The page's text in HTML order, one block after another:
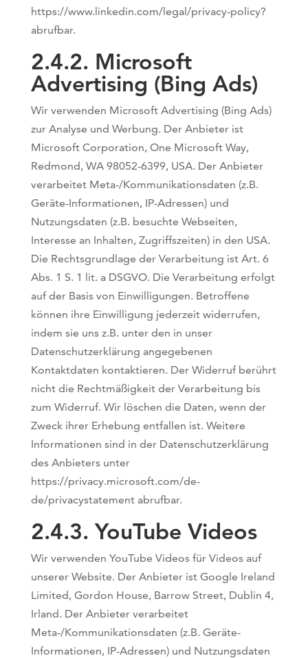
https://www.linkedin.com/legal/privacy-policy?
abrufbar.
2.4.2. ​Microsoft
Advertising (Bing Ads)
Wir verwenden Microsoft Advertising (Bing Ads)
zur Analyse und Werbung. Der Anbieter ist
Microsoft Corporation, One Microsoft Way,
Redmond, WA 98052-6399, USA. Der Anbieter
verarbeitet Meta-/Kommunikationsdaten (z.B.
Geräte-Informationen, IP-Adressen) und
Nutzungsdaten (z.B. besuchte Webseiten,
Interesse an Inhalten, Zugriffszeiten) in den USA.
Die Rechtsgrundlage der Verarbeitung ist Art. 6
Abs. 1 S. 1 lit. a DSGVO. Die Verarbeitung erfolgt
auf der Basis von Einwilligungen. Betroffene
können ihre Einwilligung jederzeit widerrufen,
indem sie uns z.B. unter den in unser
Datenschutzerklärung angegebenen
Kontaktdaten kontaktieren. Der Widerruf berührt
nicht die Rechtmäßigkeit der Verarbeitung bis
zum Widerruf. Wir löschen die Daten, wenn der
Zweck ihrer Erhebung entfallen ist. Weitere
Informationen sind in der Datenschutzerklärung
des Anbieters unter
https://privacy.microsoft.com/de-
de/privacystatement abrufbar.
2.4.3. ​YouTube Videos​
Wir verwenden YouTube Videos für Videos auf
unserer Website. Der Anbieter ist Google Ireland
Limited, Gordon House, Barrow Street, Dublin 4,
Irland. Der Anbieter verarbeitet
Meta-/Kommunikationsdaten (z.B. Geräte-
Informationen, IP-Adressen) und Nutzungsdaten